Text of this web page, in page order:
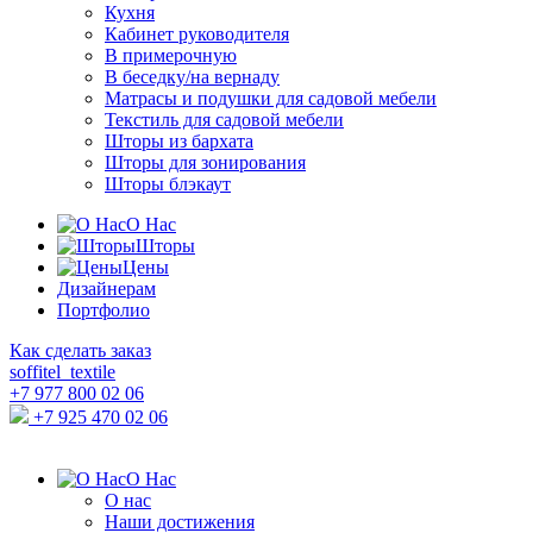
Кухня
Кабинет руководителя
В примерочную
В беседку/на вернаду
Матрасы и подушки для садовой мебели
Текстиль для садовой мебели
Шторы из бархата
Шторы для зонирования
Шторы блэкаут
О Нас
Шторы
Цены
Дизайнерам
Портфолио
Как сделать заказ
soffitel_textile
+7 977 800 02 06
+7 925 470 02 06
О Нас
О нас
Наши достижения